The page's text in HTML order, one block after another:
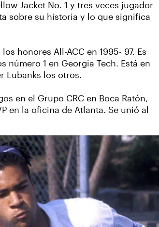
Jacket No. 1 y tres veces jugador
sobre su historia y lo que significa
honores All-ACC en 1995- 97. Es
1 en Georgia Tech. Está en
Eubanks los otros.
en el Grupo CRC en Boca Ratón,
en la oficina de Atlanta. Se unió al